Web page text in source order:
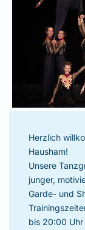
Herzlich
Hausham!
Unsere
junger,
Garde- und
bis 20:00